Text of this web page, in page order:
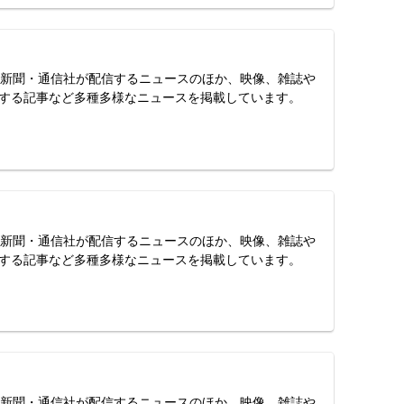
聞・通信社が配信するニュースのほか、映像、雑誌や
る記事など多種多様なニュースを掲載しています。
聞・通信社が配信するニュースのほか、映像、雑誌や
る記事など多種多様なニュースを掲載しています。